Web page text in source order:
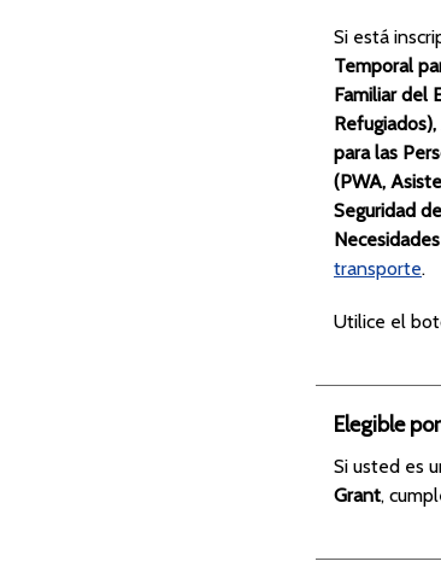
Si está
Temporal
Familiar del
para las
(PWA,
Seguridad
transporte.
Utilice el
Elegible
Si usted es
Grant,